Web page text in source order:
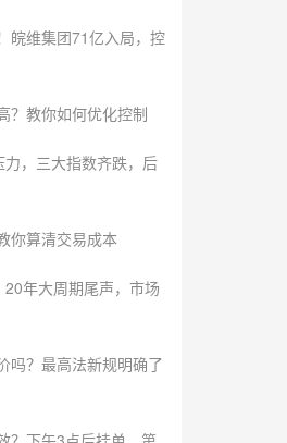
皖维集团71亿入局，控
？教你如何优化控制
，三大指数齐跌，后
你算清交易成本
年大周期尾声，市场
吗？最高法新规明确了